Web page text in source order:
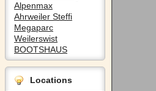
Alpenmax
Ahrweiler Steffi
Megaparc
Weilerswist
BOOTSHAUS
Locations